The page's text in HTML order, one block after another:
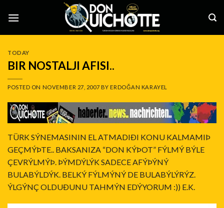
TODAY
BIR NOSTALJI AFISI..
POSTED ON NOVEMBER 27, 2007 BYERDOĞAN KARAYEL
TÜRK SÝNEMASININ EL ATMADIÐI KONU KALMAMIÞ
GEÇMÝÞTE.. BAKSANIZA “DON KÝÞOT” FÝLMÝ BÝLE
ÇEVRÝLMÝÞ. ÞÝMDÝLÝK SADECE AFÝÞÝNÝ
BULABÝLDÝK. BELKÝ FÝLMÝNÝ DE BULABÝLÝRÝZ.
ÝLGÝNÇ OLDUÐUNU TAHMÝN EDÝYORUM :)) E.K.